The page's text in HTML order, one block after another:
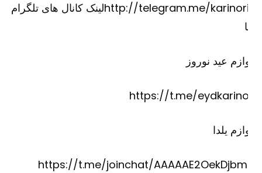
http://telegram.me/karinorirلینک کانال های تلگرام
عید نوروز
https://t.me/
یلدا
https://t.me/joinchat/